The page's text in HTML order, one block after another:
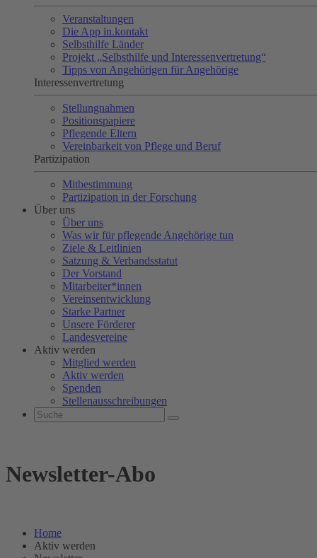
Veranstaltungen
Die App in.kontakt
Selbsthilfe Länder
Projekt „Selbsthilfe und Interessenvertretung“
Tipps von Angehörigen für Angehörige
Interessenvertretung
Stellungnahmen
Positionspapiere
Pflegende Eltern
Vereinbarkeit von Pflege und Beruf
Partizipation
Mitbestimmung
Partizipation in der Forschung
Über uns
Über uns
Was wir für pflegende Angehörige tun
Ziele & Leitlinien
Satzung & Verbandsstatut
Der Vorstand
Mitarbeiter*innen
Vereinsentwicklung
Starke Partner
Unsere Förderer
Landesvereine
Aktiv werden
Mitglied werden
Aktiv werden
Spenden
Stellenausschreibungen
Newsletter-Abo
Home
Aktiv werden